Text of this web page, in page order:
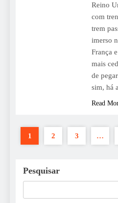
Reino
com
trem
imerso
França
mais
de
sim, há
Read
1 2 3 …
Pesquisar